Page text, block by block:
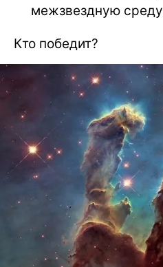
межзвездную среду
Кто победит?